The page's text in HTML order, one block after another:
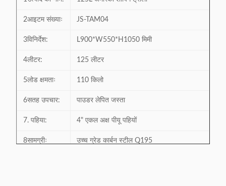
2आइटम संख्याः JS-TAM04
3विनिर्देश: L900*W550*H1050 मिमी
4लीटर: 125 लीटर
5लोड क्षमताः 110 किलो
6सतह उपचार: पाउडर लेपित जस्ता
7. पहिया: 4" एकल अक्ष पीयू पहियों
8सामग्रीः उच्च ग्रेड कार्बन स्टील Q195